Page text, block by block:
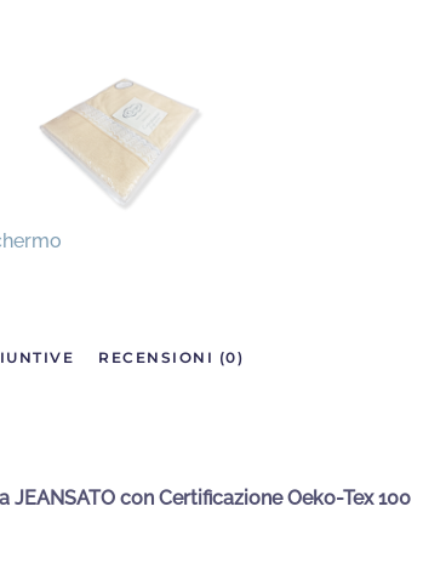
RECENSIONI (0)
con Certificazione Oeko-Tex 100